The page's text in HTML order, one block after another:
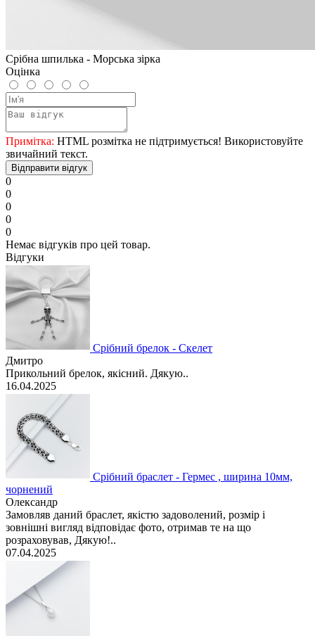
Срібна шпилька - Морська зірка
Оцінка
Примітка: HTML розмітка не підтримується! Використовуйте
звичайний текст.
Відправити відгук
0
0
0
0
0
Немає відгуків про цей товар.
Відгуки
Срібний брелок - Скелет
Дмитро
Прикольний брелок, якісний. Дякую..
16.04.2025
Срібний браслет - Гермес , ширина 10мм,
чорнений
Олександр
Замовляв даний браслет, якістю задоволений, розмір і
зовнішні вигляд відповідає фото, отримав те на що
розраховував, Дякую!..
07.04.2025